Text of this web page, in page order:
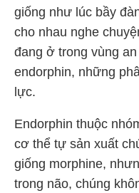
giống như lúc bầy
cho nhau nghe
đang ở trong vùng an
endorphin, những
lực.
Endorphin thuộc
cơ thể tự sản xuất
giống morphine,
trong não, chúng